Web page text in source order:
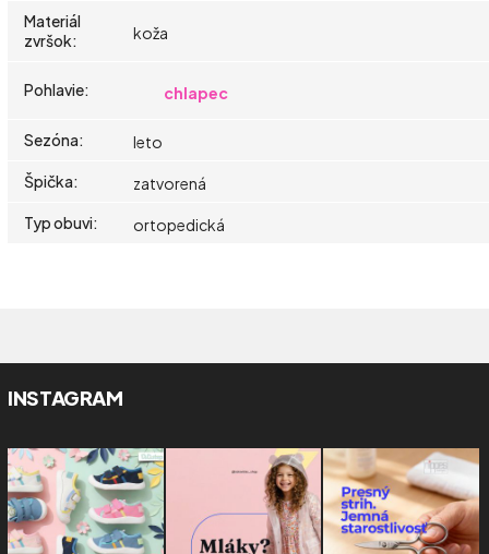
Materiál
zvršok: koža
Pohlavie: chlapec
Sezóna:
leto
Špička:
zatvorená
Typ obuvi: ortopedická
INSTAGRAM